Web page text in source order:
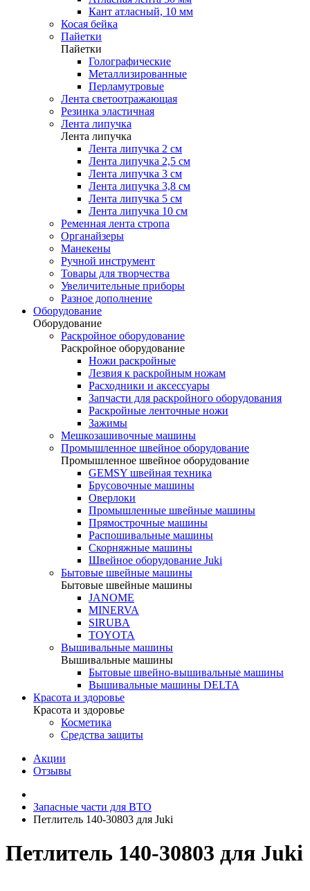
Кант атласный, 10 мм
Косая бейка
Пайетки
Пайетки
Голографические
Металлизированные
Перламутровые
Лента светоотражающая
Резинка эластичная
Лента липучка
Лента липучка
Лента липучка 2 см
Лента липучка 2,5 см
Лента липучка 3 см
Лента липучка 3,8 см
Лента липучка 5 см
Лента липучка 10 см
Ременная лента стропа
Органайзеры
Манекены
Ручной инструмент
Товары для творчества
Увеличительные приборы
Разное дополнение
Оборудование
Оборудование
Раскройное оборудование
Раскройное оборудование
Ножи раскройные
Лезвия к раскройным ножам
Расходники и аксессуары
Запчасти для раскройного оборудования
Раскройные ленточные ножи
Зажимы
Мешкозашивочные машины
Промышленное швейное оборудование
Промышленное швейное оборудование
GEMSY швейная техника
Брусовочные машины
Оверлоки
Промышленные швейные машины
Прямострочные машины
Распошивальные машины
Скорняжные машины
Швейное оборудование Juki
Бытовые швейные машины
Бытовые швейные машины
JANOME
MINERVA
SIRUBA
TOYOTA
Вышивальные машины
Вышивальные машины
Бытовые швейно-вышивальные машины
Вышивальные машины DELTA
Красота и здоровье
Красота и здоровье
Косметика
Средства защиты
Акции
Отзывы
Запасные части для ВТО
Петлитель 140-30803 для Juki
Петлитель 140-30803 для Juki